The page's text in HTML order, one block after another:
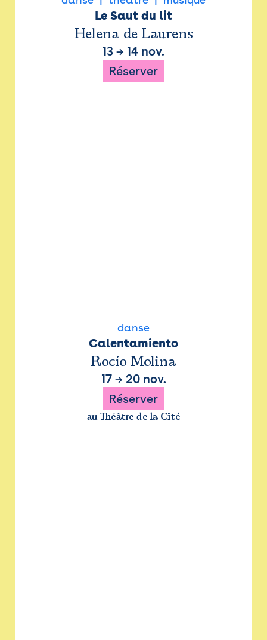
Le Saut du lit
Helena de Laurens
13 → 14 nov.
Réserver
danse
Calentamiento
Rocío Molina
17→ 20 nov.
Réserver
au Théâtre de la Cité